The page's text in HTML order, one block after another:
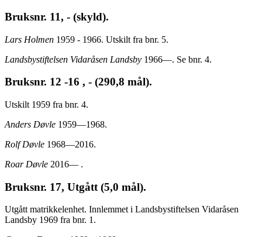
Bruksnr. 11, - (skyld).
Lars Holmen 1959 - 1966. Utskilt fra bnr. 5.
Landsbystiftelsen Vidaråsen Landsby 1966—. Se bnr. 4.
Bruksnr. 12 -16 , - (290,8 mål).
Utskilt 1959 fra bnr. 4.
Anders Døvle 1959—1968.
Rolf Døvle 1968—2016.
Roar Døvle 2016— .
Bruksnr. 17, Utgått (5,0 mål).
Utgått matrikkelenhet. Innlemmet i Landsbystiftelsen Vidaråsen
Landsby 1969 fra bnr. 1.